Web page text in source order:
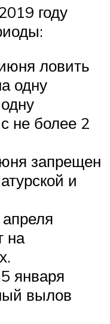
году
ловить
одну
не более 2
запрещен
и
на
января
вылов